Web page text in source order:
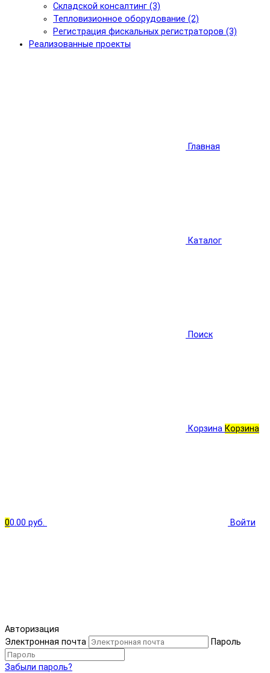
Складской консалтинг (3)
Тепловизионное оборудование (2)
Регистрация фискальных регистраторов (3)
Реализованные проекты
Главная
Каталог
Поиск
Корзина Корзина
00.00 руб. Войти
Авторизация
Электронная почта
Пароль
Забыли пароль?